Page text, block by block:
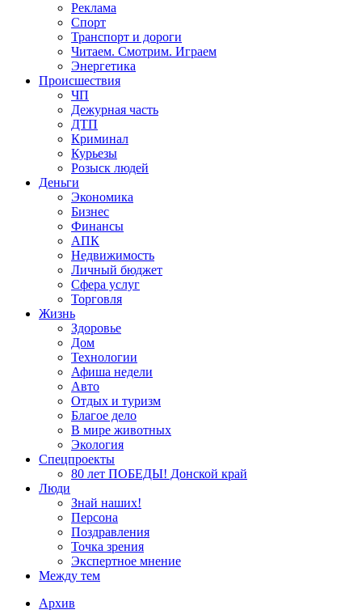
Реклама
Спорт
Транспорт и дороги
Читаем. Смотрим. Играем
Энергетика
Происшествия
ЧП
Дежурная часть
ДТП
Криминал
Курьезы
Розыск людей
Деньги
Экономика
Бизнес
Финансы
АПК
Недвижимость
Личный бюджет
Сфера услуг
Торговля
Жизнь
Здоровье
Дом
Технологии
Афиша недели
Авто
Отдых и туризм
Благое дело
В мире животных
Экология
Спецпроекты
80 лет ПОБЕДЫ! Донской край
Люди
Знай наших!
Персона
Поздравления
Точка зрения
Экспертное мнение
Между тем
Архив